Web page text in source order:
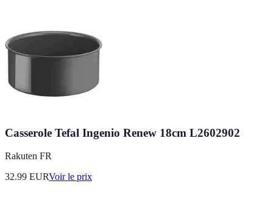
Casserole Tefal Ingenio Renew 18cm L2602902
Rakuten FR
32.99 EURVoir le prix